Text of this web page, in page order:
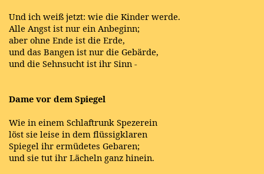
Und ich weiß jetzt: wie die Kinder werde.
Alle Angst ist nur ein Anbeginn;
aber ohne Ende ist die Erde,
und das Bangen ist nur die Gebärde,
und die Sehnsucht ist ihr Sinn -
Dame vor dem Spiegel
Wie in einem Schlaftrunk Spezerein
löst sie leise in dem flüssigklaren
Spiegel ihr ermüdetes Gebaren;
und sie tut ihr Lächeln ganz hinein.